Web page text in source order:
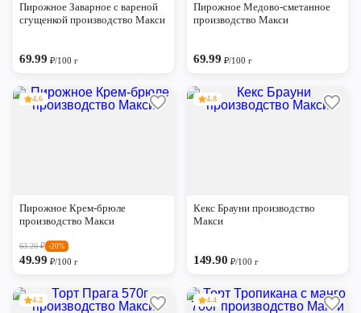
Пирожное Заварное с вареной
сгущенкой производство Макси
69.99₽/100 г
Пирожное Медово-сметанное
производство Макси
69.99₽/100 г
4.6
Пирожное Крем-брюле
производство Макси
63.20₽ -20%
49.99₽/100 г
4.8
Кекс Брауни производство
Макси
149.90 ₽/100 г
4.2 4.4